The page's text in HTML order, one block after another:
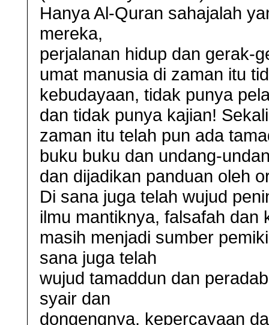
Hanya Al-Quran sahajalah
mereka,
perjalanan hidup dan gerak-
umat manusia di zaman itu
kebudayaan, tidak punya
dan tidak punya kajian!
zaman itu telah pun ada
buku buku dan undang-
dan dijadikan panduan oleh
Di sana juga telah wujud
ilmu mantiknya, falsafah dan
masih menjadi sumber
sana juga telah
wujud tamaddun dan
syair dan
dongengnya, kepercayaan